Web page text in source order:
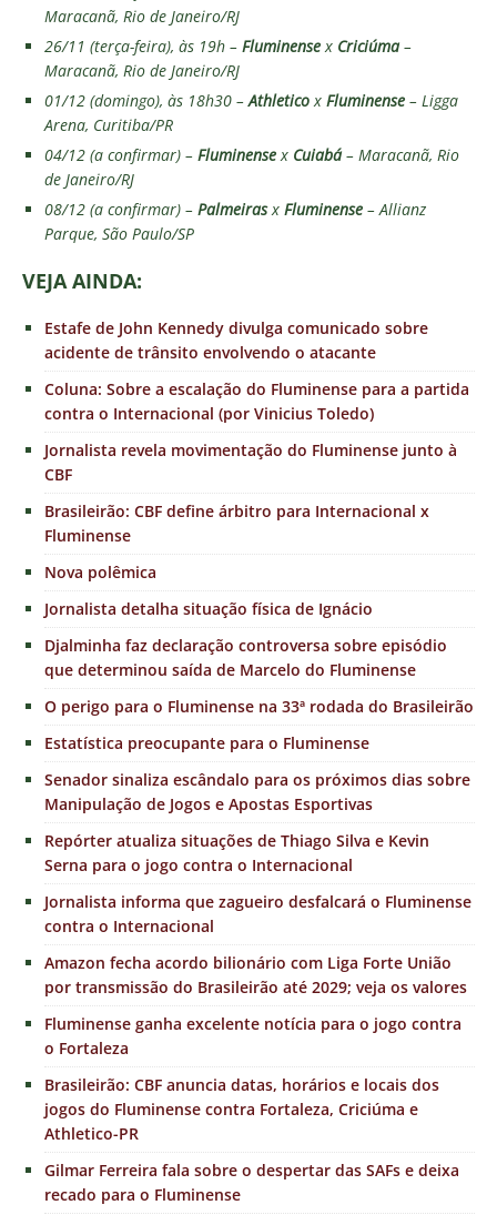
Maracanã, Rio de Janeiro/RJ
26/11 (terça-feira), às 19h – Fluminensex Criciúma–
Maracanã, Rio de Janeiro/RJ
01/12 (domingo), às 18h30 –Athleticox Fluminense – Ligga
Arena, Curitiba/PR
04/12 (a confirmar) – Fluminensex Cuiabá– Maracanã, Rio
de Janeiro/RJ
08/12 (a confirmar) – Palmeirasx Fluminense – Allianz
Parque, São Paulo/SP
VEJA AINDA:
Estafe de John Kennedy divulga comunicado sobre
acidente de trânsito envolvendo o atacante
Coluna: Sobre a escalação do Fluminense para a partida
contra o Internacional (por Vinicius Toledo)
Jornalista revela movimentação do Fluminense junto à
CBF
Brasileirão: CBF define árbitro para Internacional x
Fluminense
Nova polêmica
Jornalista detalha situação física de Ignácio
Djalminha faz declaração controversa sobre episódio
que determinou saída de Marcelo do Fluminense
O perigo para o Fluminense na 33ª rodada do Brasileirão
Estatística preocupante para o Fluminense
Senador sinaliza escândalo para os próximos dias sobre
Manipulação de Jogos e Apostas Esportivas
Repórter atualiza situações de Thiago Silva e Kevin
Serna para o jogo contra o Internacional
Jornalista informa que zagueiro desfalcará o Fluminense
contra o Internacional
Amazon fecha acordo bilionário com Liga Forte União
por transmissão do Brasileirão até 2029; veja os valores
Fluminense ganha excelente notícia para o jogo contra
o Fortaleza
Brasileirão: CBF anuncia datas, horários e locais dos
jogos do Fluminense contra Fortaleza, Criciúma e
Athletico-PR
Gilmar Ferreira fala sobre o despertar das SAFs e deixa
recado para o Fluminense